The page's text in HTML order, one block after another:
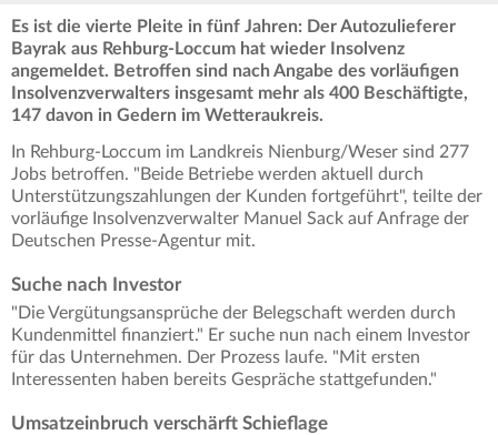
Es ist die vierte Pleite in fünf Jahren: Der Autozulieferer
Bayrak aus Rehburg-Loccum hat wieder Insolvenz
angemeldet. Betroffen sind nach Angabe des vorläufigen
Insolvenzverwalters insgesamt mehr als 400 Beschäftigte,
147 davon in Gedern im Wetteraukreis.
In Rehburg-Loccum im Landkreis Nienburg/Weser sind 277
Jobs betroffen. "Beide Betriebe werden aktuell durch
Unterstützungszahlungen der Kunden fortgeführt", teilte der
vorläufige Insolvenzverwalter Manuel Sack auf Anfrage der
Deutschen Presse-Agentur mit.
Suche nach Investor
"Die Vergütungsansprüche der Belegschaft werden durch
Kundenmittel finanziert." Er suche nun nach einem Investor
für das Unternehmen. Der Prozess laufe. "Mit ersten
Interessenten haben bereits Gespräche stattgefunden."
Umsatzeinbruch verschärft Schieflage